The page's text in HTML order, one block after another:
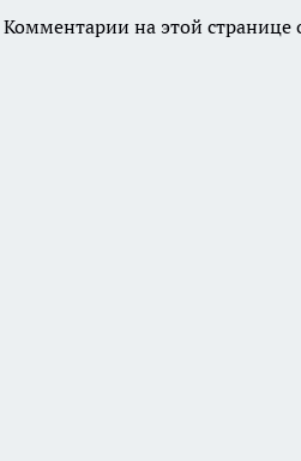
Комментарии на этой